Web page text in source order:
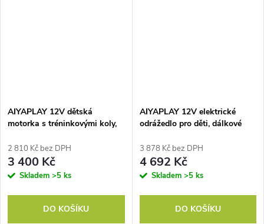
AIYAPLAY 12V dětská
motorka s tréninkovými koly,
elektrická motorka pro
chlapce a dívky, bílá
2 810 Kč bez DPH
3 400 Kč
Skladem >5 ks
DO KOŠÍKU
AIYAPLAY 12V elektrické
odrážedlo pro děti, dálkové
klakson, LED světla, USB port,
pro 3-5 let, oranžové
3 878 Kč bez DPH
4 692 Kč
Skladem >5 ks
DO KOŠÍKU